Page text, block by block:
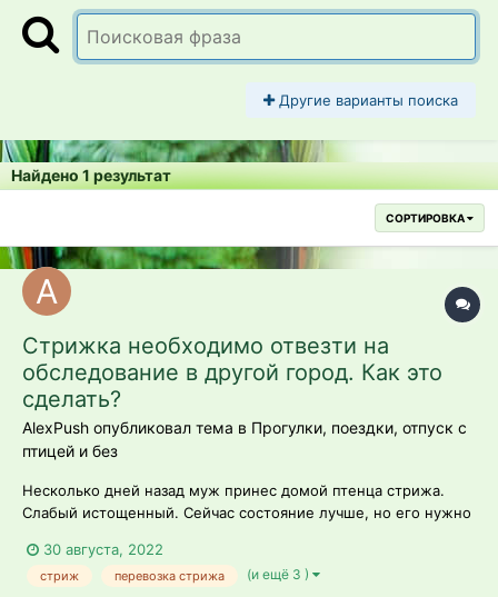
Другие варианты поиска
Найдено 1 результат
СОРТИРОВКА
Стрижка необходимо отвезти на
обследование в другой город. Как это
сделать?
AlexPush опубликовал тема в Прогулки, поездки, отпуск с
птицей и без
Несколько дней назад муж принес домой птенца стрижа.
Слабый истощенный. Сейчас состояние лучше, но его нужно
нашем городе нет. Веткдиникии нашего города и браться не
хотят даже просто проконсультировать. Дорога 4 часа в одну
30 августа, 2022
стриж перевозка стрижа (и ещё 3 )